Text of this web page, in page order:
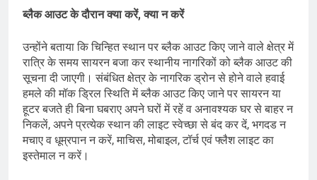
ब्लैक आउट के दौरान क्या करें, क्या न करें
उन्होंने बताया कि चिन्हित स्थान पर ब्लैक आउट किए जाने वाले क्षेत्र में
रात्रि के समय सायरन बजा कर स्थानीय नागरिकों को ब्लैक आउट की
सूचना दी जाएगी। संबंधित क्षेत्र के नागरिक ड्रोन से होने वाले हवाई
हमले की मॉक ड्रिल स्थिति में ब्लैक आउट किए जाने पर सायरन या
हूटर बजते ही बिना घबराए अपने घरों में रहें व अनावश्यक घर से बाहर न
निकलें, अपने प्रत्येक स्थान की लाइट स्वेच्छा से बंद कर दें, भगदड न
मचाए व धूम्रपान न करें, माचिस, मोबाइल, टॉर्च एवं फ्लैश लाइट का
इस्तेमाल न करें।